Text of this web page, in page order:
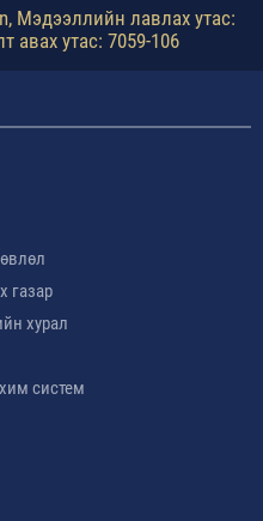
Мэдээллийн лавлах утас:
авах утас: 7059-106
газар
хурал
систем